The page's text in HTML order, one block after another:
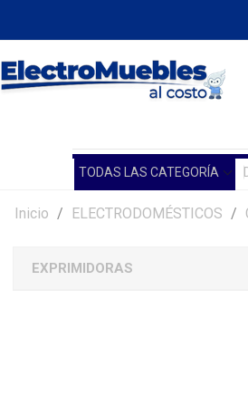
TODAS LAS CATEGORÍA
Inicio ELECTRODOMÉSTICOS
EXPRIMIDORAS